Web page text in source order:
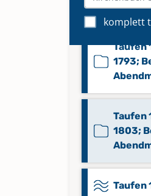
komplett
Taufen
1793;
Taufen
1803;
Taufen